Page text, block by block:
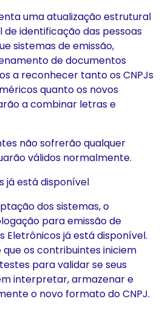
uma atualização estrutural
identificação das pessoas
sistemas de emissão,
de documentos
a reconhecer tanto os CNPJs
quanto os novos
a combinar letras e
não sofrerão qualquer
válidos normalmente.
já está disponível
dos sistemas, o
para emissão de
Eletrônicos já está disponível.
os contribuintes iniciem
para validar se seus
interpretar, armazenar e
o novo formato do CNPJ.